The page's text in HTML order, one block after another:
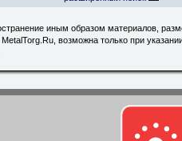
иным образом материалов,
возможна только при